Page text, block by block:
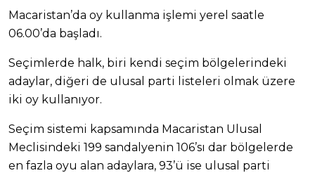
Macaristan’da oy kullanma işlemi yerel saatle
06.00’da başladı.
Seçimlerde halk, biri kendi seçim bölgelerindeki
adaylar, diğeri de ulusal parti listeleri olmak üzere
iki oy kullanıyor.
Seçim sistemi kapsamında Macaristan Ulusal
Meclisindeki 199 sandalyenin 106’sı dar bölgelerde
en fazla oyu alan adaylara, 93’ü ise ulusal parti